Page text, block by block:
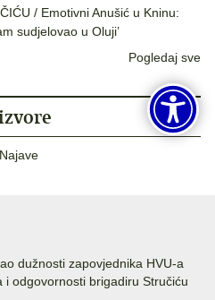
/ Emotivni Anušić u Kninu:
sudjelovao u Oluji’
Pogledaj sve
Najave
dužnosti zapovjednika HVU-a
i odgovornosti brigadiru Stručiću